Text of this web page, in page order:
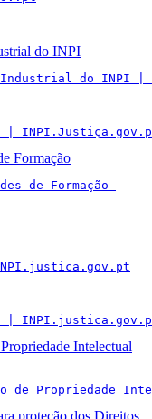
do INPI
Industrial do INPI
|
Formação
de Formação
|
Intelectual
de Propriedade
proteção dos Direitos